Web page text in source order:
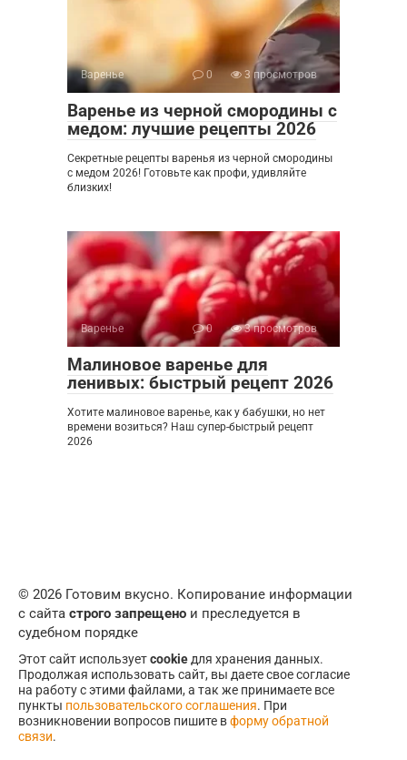
Варенье 0 3 просмотров
Варенье из черной смородины с
медом: лучшие рецепты 2026
Секретные рецепты варенья из черной смородины
с медом 2026! Готовьте как профи, удивляйте
близких!
Варенье 0 3 просмотров
Малиновое варенье для
ленивых: быстрый рецепт 2026
Хотите малиновое варенье, как у бабушки, но нет
времени возиться? Наш супер-быстрый рецепт
2026
© 2026 Готовим вкусно. Копирование информации
с сайта строго запрещено и преследуется в
судебном порядке
Этот сайт используетcookieдля хранения данных.
Продолжая использовать сайт, вы даете свое согласие
на работу с этими файлами, а так же принимаете все
пункты пользовательского соглашения. При
возникновении вопросов пишите вформу обратной
связи.